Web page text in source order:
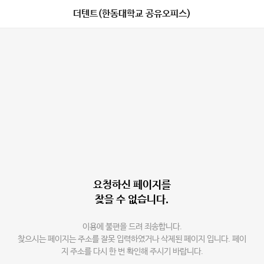
더텐트(한동대학교 공유오피스)
요청하신 페이지를
찾을 수 없습니다.
이용에 불편을 드려 죄송합니다.
찾으시는 페이지는 주소를 잘못 입력하였거나 삭제된 페이지 입니다. 페이
지 주소를 다시 한 번 확인해 주시기 바랍니다.